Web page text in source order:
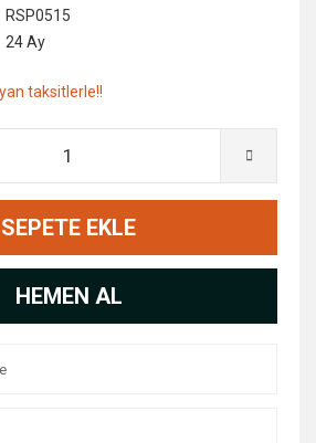
RSP0515
24 Ay
taksitlerle!!
SEPETE EKLE
HEMEN AL